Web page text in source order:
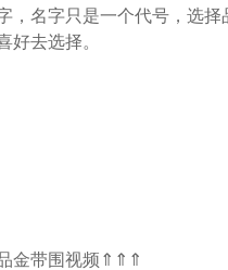
，名字只是一个代号，选
好去选择。
金带围视频⇑⇑⇑